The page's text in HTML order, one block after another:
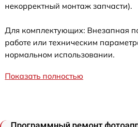
некорректный монтаж запчасти).
Для комплектующих: Внезапная
работе или техническим
нормальном использовании.
Показать полностью